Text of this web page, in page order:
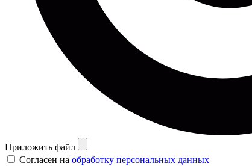
Приложить файл
Согласен на обработку персональных данных